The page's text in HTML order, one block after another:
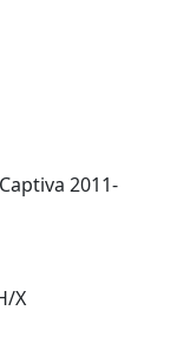
2011-
X